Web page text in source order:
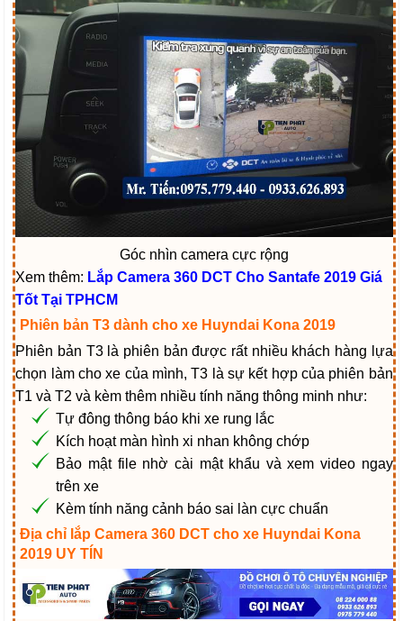
Góc nhìn camera cực rộng
Xem thêm: Lắp Camera 360 DCT Cho Santafe 2019 Giá
Tốt Tại TPHCM
Phiên bản T3 dành cho xe Huyndai Kona 2019
Phiên bản T3 là phiên bản được rất nhiều khách hàng lựa
chọn làm cho xe của mình, T3 là sự kết hợp của phiên bản
T1 và T2 và kèm thêm nhiều tính năng thông minh như:
Tự đông thông báo khi xe rung lắc
Kích hoạt màn hình xi nhan không chớp
Bảo mật file nhờ cài mật khẩu và xem video ngay
trên xe
Kèm tính năng cảnh báo sai làn cực chuẩn
Địa chỉ lắp Camera 360 DCT cho xe Huyndai Kona
2019 UY TÍN